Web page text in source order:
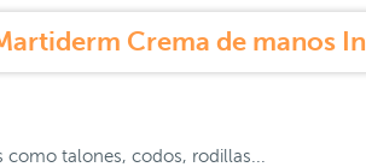
Crema de manos
talones, codos, rodillas...